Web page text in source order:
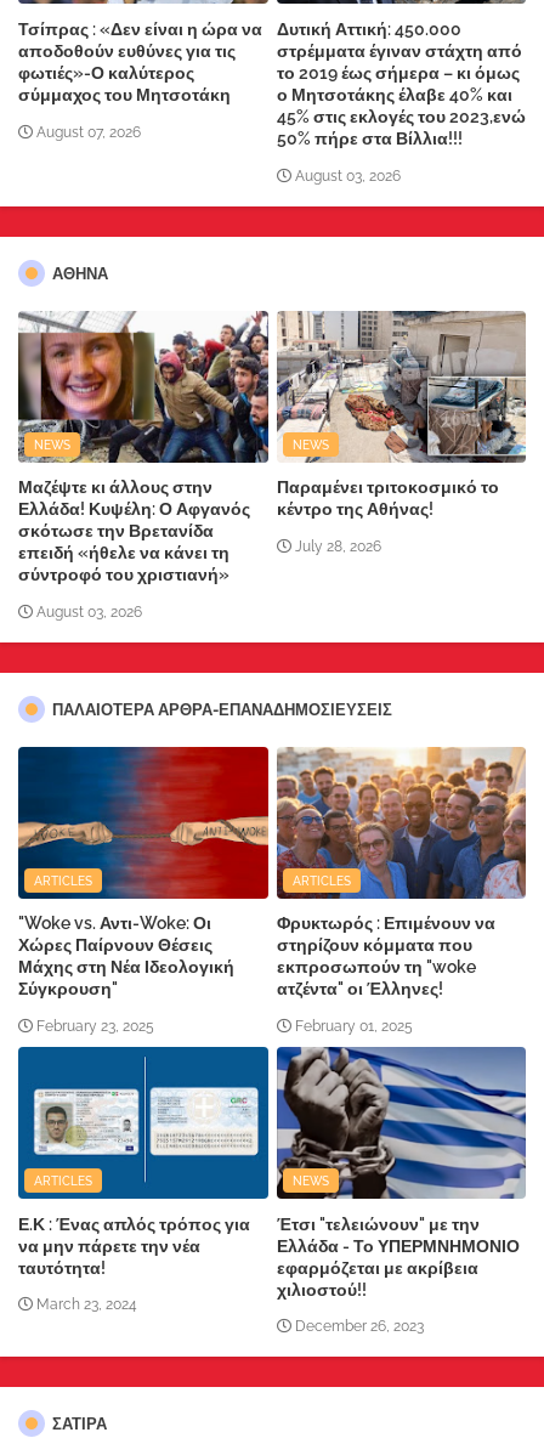
Τσίπρας : «Δεν είναι η ώρα να
αποδοθούν ευθύνες για τις
φωτιές»-Ο καλύτερος
σύμμαχος του Μητσοτάκη
August 07, 2026
Δυτική Αττική: 450.000
στρέμματα έγιναν στάχτη από
το 2019 έως σήμερα – κι όμως
ο Μητσοτάκης έλαβε 40% και
45% στις εκλογές του 2023,ενώ
50% πήρε στα Βίλλια!!!
August 03, 2026
ΑΘΗΝΑ
NEWS
Μαζέψτε κι άλλους στην
Ελλάδα! Κυψέλη: Ο Αφγανός
σκότωσε την Βρετανίδα
επειδή «ήθελε να κάνει τη
σύντροφό του χριστιανή»
August 03, 2026
NEWS
Παραμένει τριτοκοσμικό το
κέντρο της Αθήνας!
July 28, 2026
ΠΑΛΑΙΟΤΕΡΑ ΑΡΘΡΑ-ΕΠΑΝΑΔΗΜΟΣΙΕΥΣΕΙΣ
ARTICLES
"Woke vs. Αντι-Woke: Οι
Χώρες Παίρνουν Θέσεις
Μάχης στη Νέα Ιδεολογική
Σύγκρουση"
February 23, 2025
ARTICLES
Φρυκτωρός : Επιμένουν να
στηρίζουν κόμματα που
εκπροσωπούν τη "woke
ατζέντα" οι Έλληνες!
February 01, 2025
ARTICLES
Ε.Κ : Ένας απλός τρόπος για
να μην πάρετε την νέα
ταυτότητα!
March 23, 2024
NEWS
Έτσι "τελειώνουν" με την
Ελλάδα - Το ΥΠΕΡΜΝΗΜΟΝΙΟ
εφαρμόζεται με ακρίβεια
χιλιοστού!!
December 26, 2023
ΣΑΤΙΡΑ